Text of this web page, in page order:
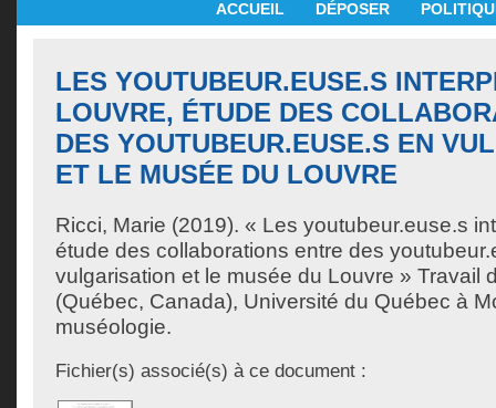
ACCUEIL DÉPOSER
LES YOUTUBEUR.EUSE.S
LOUVRE, ÉTUDE DES
DES YOUTUBEUR.EUSE.S EN
ET LE MUSÉE DU LOUVRE
Ricci, Marie (2019). « Les youtubeur.euse.s
étude des collaborations entre des
vulgarisation et le musée du Louvre » Travail
(Québec, Canada), Université du Québec à
muséologie.
Fichier(s) associé(s) à ce document :